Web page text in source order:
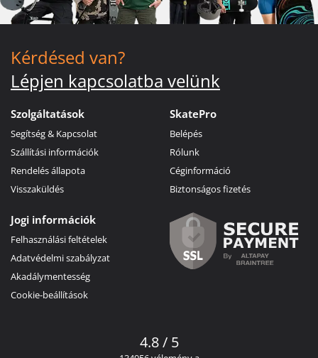
Kérdésed van?
Lépjen kapcsolatba velünk
Szolgáltatások
Segítség & Kapcsolat
Szállítási információk
Rendelés állapota
Visszaküldés
SkatePro
Belépés
Rólunk
Céginformáció
Biztonságos fizetés
Jogi információk
Felhasználási feltételek
Adatvédelmi szabályzat
Akadálymentesség
Cookie-beállítások
4.8 / 5